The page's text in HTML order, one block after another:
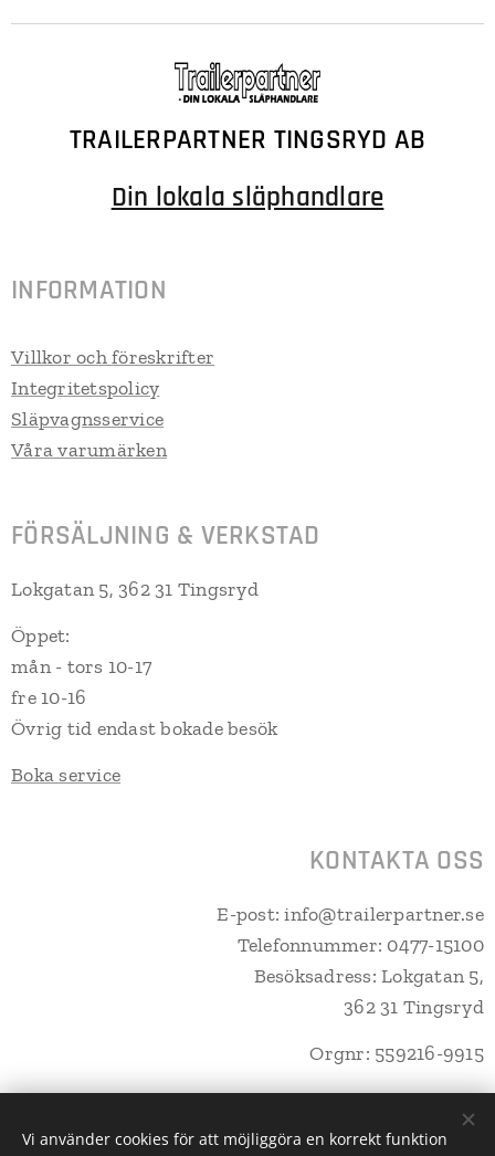
TRAILERPARTNER TINGSRYD AB
Din lokala släphandlare
INFORMATION
Villkor och föreskrifter
Integritetspolicy
Släpvagnsservice
Våra varumärken
FÖRSÄLJNING & VERKSTAD
Lokgatan 5, 362 31 Tingsryd
Öppet:
mån - tors 10-17
fre 10-16
Övrig tid endast bokade besök
Boka service
KONTAKTA OSS
E-post: info@trailerpartner.se
Telefonnummer: 0477-15100
Besöksadress: Lokgatan 5,
362 31 Tingsryd
Orgnr: 559216-9915
Vi använder cookies för att möjliggöra en korrekt funktion